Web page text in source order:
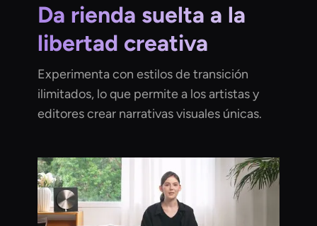
Da rienda suelta a la
libertad creativa
Experimenta con estilos de transición
ilimitados, lo que permite a los artistas y
editores crear narrativas visuales únicas.